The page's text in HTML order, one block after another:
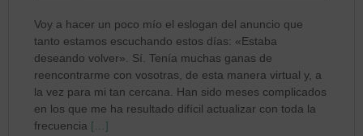
Voy a hacer un poco mío el eslogan del anuncio que
tanto estamos escuchando estos días: «Estaba
deseando volver». Sí. Tenía muchas ganas de
reencontrarme con vosotras, de esta manera virtual y, a
la vez para mi tan cercana. Han sido meses complicados
en los que me ha resultado difícil actualizar con toda la
frecuencia […]